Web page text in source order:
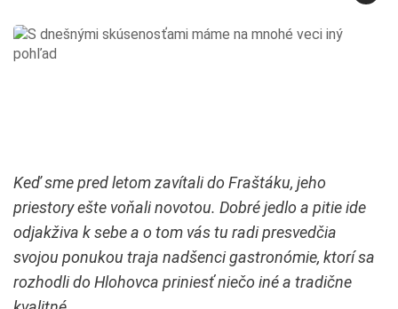
Keď sme pred letom zavítali do Fraštáku, jeho
priestory ešte voňali novotou. Dobré jedlo a pitie ide
odjakživa k sebe a o tom vás tu radi presvedčia
svojou ponukou traja nadšenci gastronómie, ktorí sa
rozhodli do Hlohovca priniesť niečo iné a tradične